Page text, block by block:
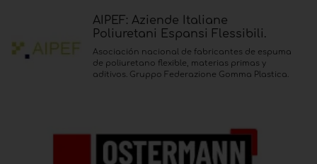
AIPEF: Aziende Italiane
Poliuretani Espansi Flessibili.
Asociación nacional de fabricantes de espuma
de poliuretano flexible, materias primas y
aditivos. Gruppo Federazione Gomma Plastica.